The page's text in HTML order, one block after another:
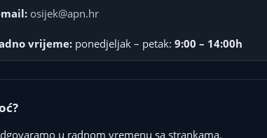
mail: osijek@apn.hr
vrijeme: ponedjeljak – petak:9:00 – 14:00h
u radnom vremenu sa strankama.